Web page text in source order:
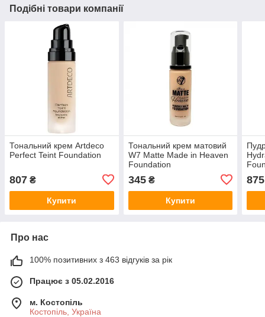
Подібні товари компанії
Тональний крем Artdeco
Perfect Teint Foundation
807 ₴
Купити
Тональний крем матовий
W7 Matte Made in Heaven
Foundation
345₴
Купити
875
Про нас
100% позитивних з 463 відгуків за рік
Працює з 05.02.2016
м. Костопіль
Костопіль, Україна